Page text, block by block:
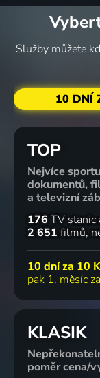
Služby můžete
10 DNÍ
TOP
Nejvíce
dokumentů,
a televizní
176 TV stanic
2 651 filmů
10 dní za 10
pak 1. měsíc za
KLASIK
poměr cena/